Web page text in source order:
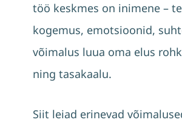
töö keskmes on inimene –
kogemus, emotsioonid,
võimalus luua oma elus
ning tasakaalu.
Siit leiad erinevad